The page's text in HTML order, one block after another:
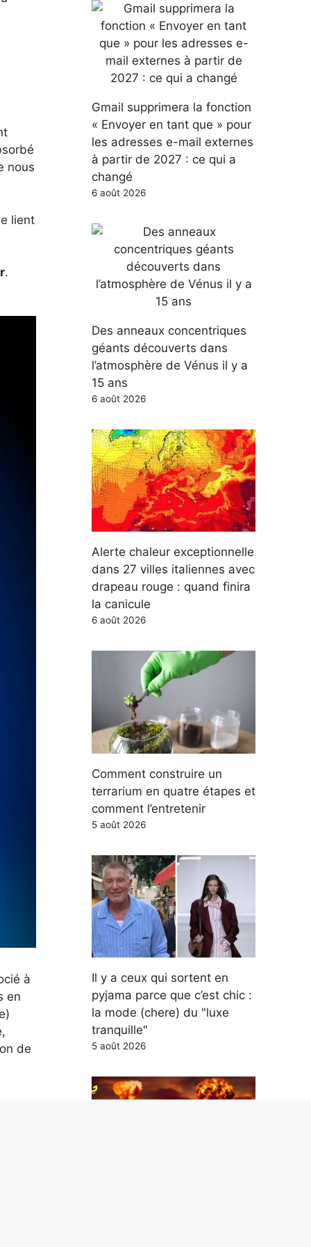
nous
lient
.
à
en
de
Gmail supprimera la fonction
« Envoyer en tant que » pour
les adresses e-mail externes
à partir de 2027 : ce qui a
changé
6 août 2026
Des anneaux concentriques
géants découverts dans
l’atmosphère de Vénus il y a
15 ans
6 août 2026
Alerte chaleur exceptionnelle
dans 27 villes italiennes avec
drapeau rouge : quand finira
la canicule
6 août 2026
Comment construire un
terrarium en quatre étapes et
comment l’entretenir
5 août 2026
Il y a ceux qui sortent en
pyjama parce que c’est chic :
la mode (chere) du "luxe
tranquille"
5 août 2026